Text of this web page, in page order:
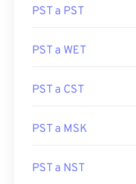
PST a PST
PST a WET
PST a CST
PST a MSK
PST a NST